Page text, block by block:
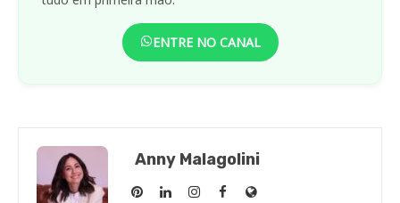
ENTRE NO CANAL
Anny Malagolini
AnnyAnnyAnnyAnnySite